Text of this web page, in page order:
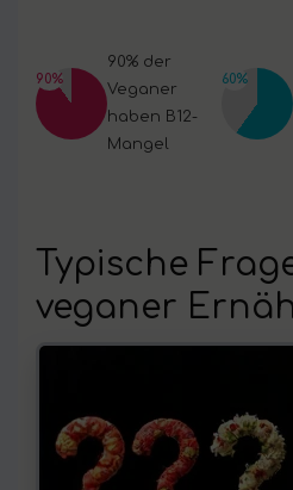
90%
90% der
Veganer
haben B12-
Mangel
60%
Typische
veganer